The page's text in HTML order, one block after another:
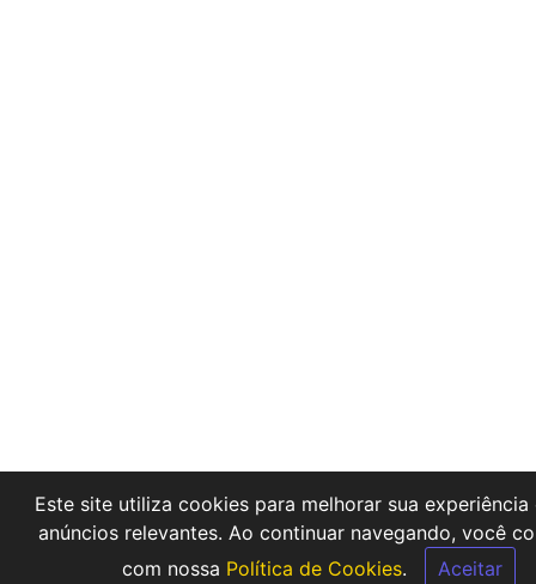
Este site utiliza cookies para melhorar sua experiência
anúncios relevantes. Ao continuar navegando, você
com nossa Política de Cookies. Aceitar